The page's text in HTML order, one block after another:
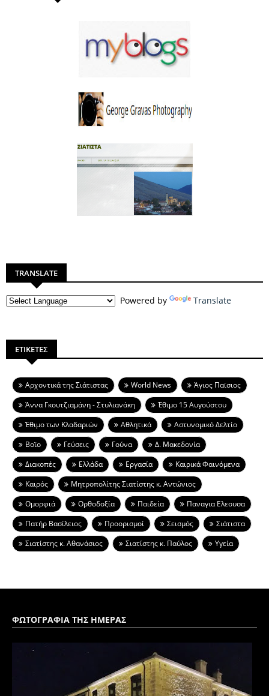
TRANSLATE
Powered by Translate
ΕΤΙΚΕΤΕΣ
Aρχοντικά της Σιάτιστας World News
Άγιος Παϊσιος
Άννα Γκουτζιαμάνη - Στυλιανάκη
Έθιμο 15 Αυγούστου
Έθιμο των Κλαδαριών
Αθλητικά
Αστυνομικό Δελτίο
Βοϊο
Γεύσεις Γούνα
Δ. Μακεδονία
Διακοπές
Ελλάδα Εργασία
Καιρικά Φαινόμενα
Καιρός
Μητροπολίτης Σιατίστης κ. Αντώνιος
Ομορφιά
Ορθοδοξία Παιδεία
Παναγια Ελεουσα
Πατήρ Βασίλειος
Προορισμοί Σεισμός
Σιάτιστα
Σιατίστης κ. Αθανάσιος
Σιατίστης κ. Παύλος Υγεία
ΦΩΤΟΓΡΑΦΙΑ ΤΗΣ ΗΜΕΡΑΣ